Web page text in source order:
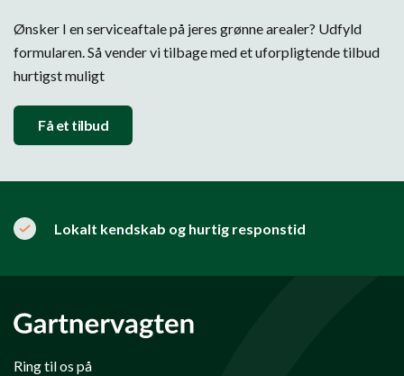
Ønsker I en serviceaftale på jeres grønne arealer? Udfyld
formularen. Så vender vi tilbage med et uforpligtende tilbud
hurtigst muligt
Få et tilbud
Lokalt kendskab og hurtig responstid
Ring til os på